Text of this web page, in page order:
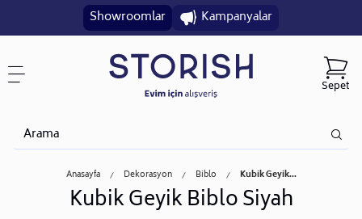
Showroomlar Kampanyalar
Sepet
Anasayfa Dekorasyon Biblo Kubik Geyik...
Kubik Geyik Biblo Siyah